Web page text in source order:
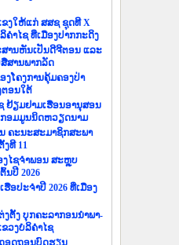
ງໃຫ້ແກ່ ສສຊ ຊຸດທີ X
ຳໄຊ ທີ່ເມືອງປາກກະດິງ
ານຫັນເປັນດີຈີຕອນ ແລະ
ສານພາກລັດ
ງໂຄງການຄຸ້ມຄອງປ່າ
ຕອນໃຕ້
ຢ້ຽມຢາມເຮືອນອານຸສອນ
ອມມູນນິດຫວຽດນາມ
ຄະນະສະມາຊິກສະພາ
ທີ 11
ງໄຊຈຳພອນ ສະຫຼຸບ
ນປີ 2026
ອປະຈຳປີ 2026 ທີ່ເມືອງ
ງຕັ້ງ ບຸກຄະລາກອນນຳພາ-
ວງບໍລິຄຳໄຊ
ອດຖອນບົດຮຽນ